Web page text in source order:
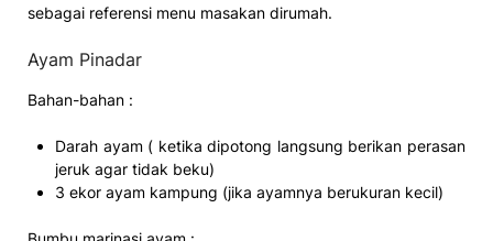
sebagai referensi menu masakan dirumah.
Ayam Pinadar
Bahan-bahan :
Darah ayam ( ketika dipotong langsung berikan perasan
jeruk agar tidak beku)
3 ekor ayam kampung (jika ayamnya berukuran kecil)